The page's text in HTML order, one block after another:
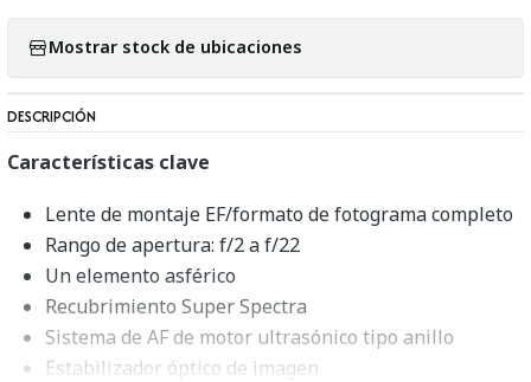
Mostrar stock de ubicaciones
DESCRIPCIÓN
Características clave
Lente de montaje EF/formato de fotograma completo
Rango de apertura: f/2 a f/22
Un elemento asférico
Recubrimiento Super Spectra
Sistema de AF de motor ultrasónico tipo anillo
Estabilizador óptico de imagen